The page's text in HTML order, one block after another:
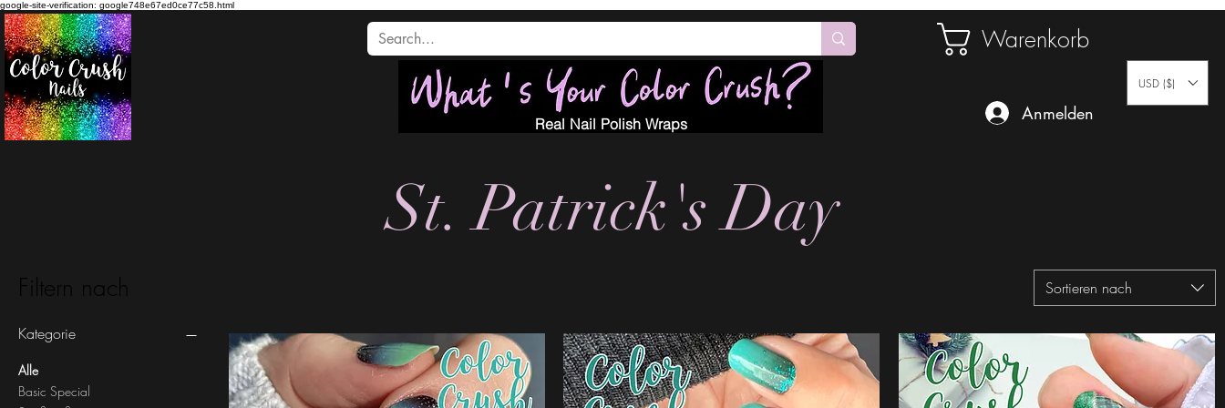
google-site-verification: google748e67ed0ce77c58.html
Warenkorb
Real Nail Polish Wraps
Anmelden
USD ($)
St. Patrick's Day
Filtern nach
Kategorie
Alle
Basic Special
Sortieren nach